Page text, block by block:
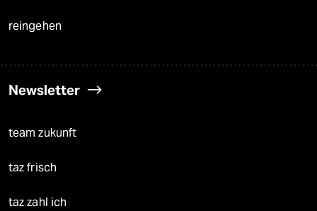
reingehen
Newsletter
team zukunft
taz frisch
taz zahl ich